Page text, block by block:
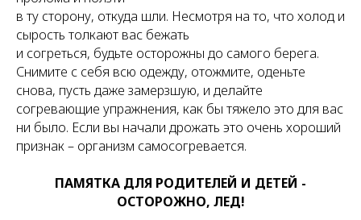
в ту сторону, откуда шли. Несмотря на то, что холод и
сырость толкают вас бежать
и согреться, будьте осторожны до самого берега.
Снимите с себя всю одежду, отожмите, оденьте
снова, пусть даже замерзшую, и делайте
согревающие упражнения, как бы тяжело это для вас
ни было. Если вы начали дрожать это очень хороший
признак – организм самосогревается.
ПАМЯТКА ДЛЯ РОДИТЕЛЕЙ И ДЕТЕЙ -
ОСТОРОЖНО, ЛЕД!